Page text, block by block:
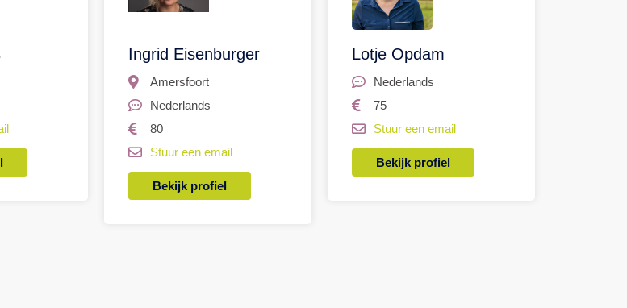
Ingrid Eisenburger
Amersfoort
Nederlands
80
Stuur een email
Bekijk profiel
Lotje Opdam
Nederlands
75
Stuur een email
Bekijk profiel